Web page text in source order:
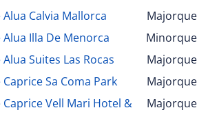
Calvia Mallorca
Majorque
Illa De Menorca
Minorque
Suites Las Rocas
Majorque
Sa Coma Park
Majorque
Vell Mari Hotel &
Majorque